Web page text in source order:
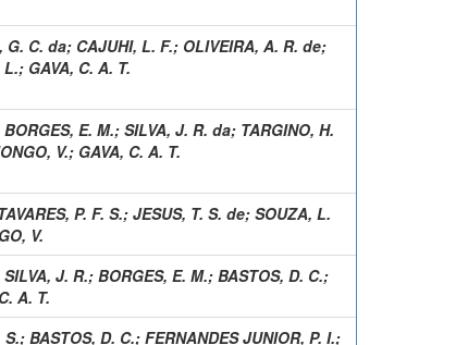
G. C. da; CAJUHI, L. F.; OLIVEIRA, A. R. de;
L.; GAVA, C. A. T.
BORGES, E. M.; SILVA, J. R. da; TARGINO, H.
V.; GAVA, C. A. T.
P. F. S.; JESUS, T. S. de; SOUZA, L.
V.
SILVA, J. R.; BORGES, E. M.; BASTOS, D. C.;
A. T.
S.; BASTOS, D. C.; FERNANDES JUNIOR, P. I.;